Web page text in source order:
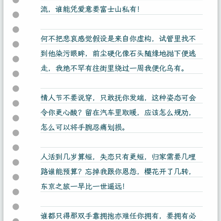
流，谁能凭爱意要富士山私有！
何不把悲哀感觉假设是来自你虚构，试管里找不
到他染污眼眸，前尘硬化像石头随缘地抛下便逃
走，我绝不罕有往街里绕过一周我便化乌有。
情人节不要说穿，只敢抚你发端，这种姿态可会
令你更心酸？留在汽车里取暖，应该怎么规劝，
怎么可以将手腕忍痛划损。
人活到几岁算短，失恋只有更短，归家需要几哩
路谁能预算？忘掉我跟你恩怨，樱花开了几转，
东京之旅一早比一世遥远！
谁都只得那双手靠拥抱亦难任你拥有，要拥有必